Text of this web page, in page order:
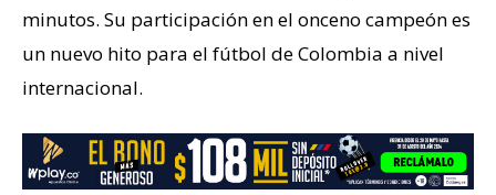
minutos. Su participación en el onceno campeón es
un nuevo hito para el fútbol de Colombia a nivel
internacional.